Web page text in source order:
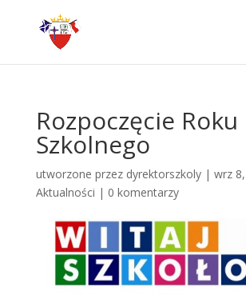
Rozpoczęcie Roku
Szkolnego
utworzone przez dyrektorszkoly| wrz
Aktualności | 0 komentarzy